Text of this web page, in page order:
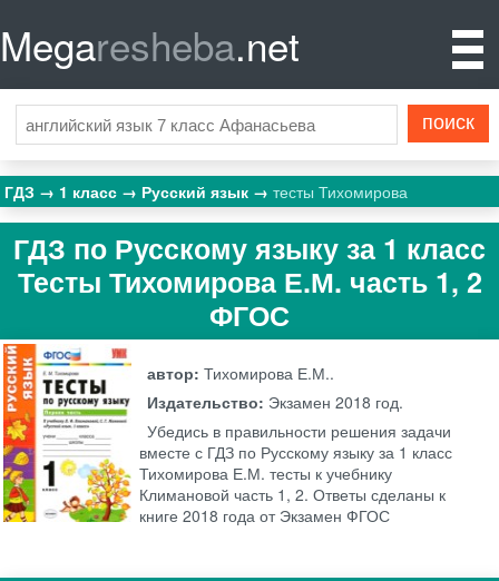
Megaresheba.net
ГДЗ 1 класс Русский язык тесты Тихомирова
ГДЗ по Русскому языку за 1 класс
Тесты Тихомирова Е.М. часть 1, 2
ФГОС
автор:Тихомирова Е.М..
Издательство: Экзамен 2018 год.
Убедись в правильности решения задачи
вместе с ГДЗ по Русскому языку за 1 класс
Тихомирова Е.М. тесты к учебнику
Климановой часть 1, 2. Ответы сделаны к
книге 2018 года от Экзамен ФГОС